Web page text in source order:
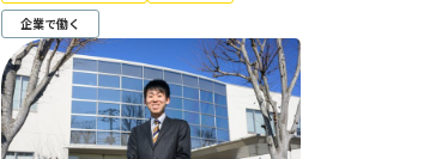
企業で働く